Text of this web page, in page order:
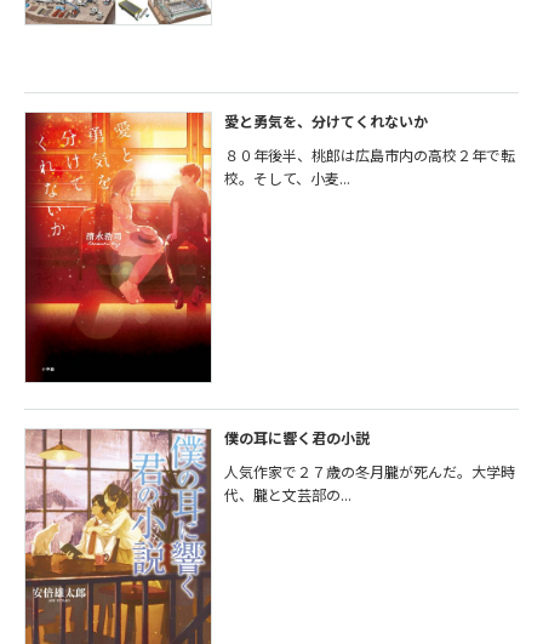
愛と勇気を、分けてくれないか
８０年後半、桃郎は広島市内の高校２年で転
校。そして、小麦...
僕の耳に響く君の小説
人気作家で２７歳の冬月朧が死んだ。大学時
代、朧と文芸部の...